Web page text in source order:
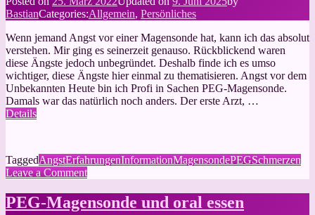
–
eine
BastianCategories:Allgemein, Persönliches
Wenn jemand Angst vor einer Magensonde hat, kann ich das absolut
verstehen. Mir ging es seinerzeit genauso. Rückblickend waren
diese Ängste jedoch unbegründet. Deshalb finde ich es umso
wichtiger, diese Ängste hier einmal zu thematisieren. Angst vor dem
Unbekannten Heute bin ich Profi in Sachen PEG-Magensonde.
Damals war das natürlich noch anders. Der erste Arzt, …
Details
TaggedAngstErfahrungenInformationMagensondePEGSchmerzen
Leave a Commenton
vor
der
PEG-Magensonde und oral essen